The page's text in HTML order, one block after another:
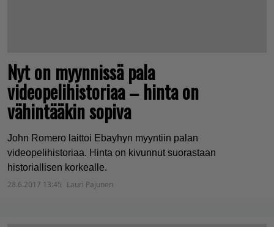
Nyt on myynnissä pala
videopelihistoriaa – hinta on
vähintääkin sopiva
John Romero laittoi Ebayhyn myyntiin palan
videopelihistoriaa. Hinta on kivunnut suorastaan
historiallisen korkealle.
28.6.2017 13:45 Lauri Pajunen